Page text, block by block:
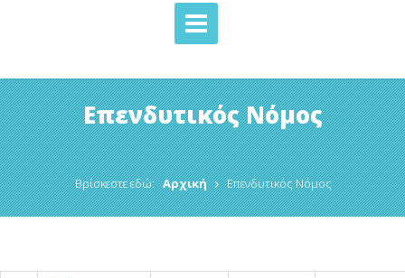
Επενδυτικός Νόμος
Βρίσκεστε εδώ: Αρχική Επενδυτικός Νόμος